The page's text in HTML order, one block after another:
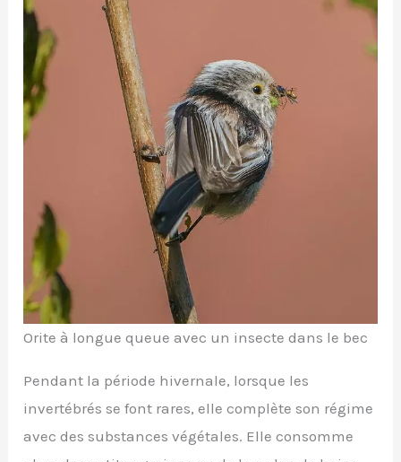
Orite à longue queue avec un insecte dans le bec
Pendant la période hivernale, lorsque les
invertébrés se font rares, elle complète son régime
avec des substances végétales. Elle consomme